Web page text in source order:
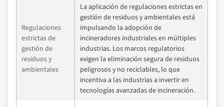
Regulaciones
estrictas de
gestión de
residuos y
ambientales
La aplicación de regulaciones estrictas en
gestión de residuos y ambientales está
impulsando la adopción de
incineradores industriales en múltiples
industrias. Los marcos regulatorios
exigen la eliminación segura de residuos
peligrosos y no reciclables, lo que
incentiva a las industrias a invertir en
tecnologías avanzadas de incineración.